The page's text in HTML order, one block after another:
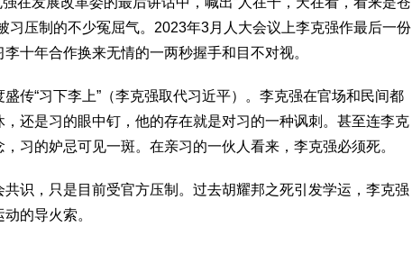
习压制的不少冤屈气。2023年3月人大会议上李克强作最后一份
十年合作换来无情的一两秒握手和目不对视。
传“习下李上”（李克强取代习近平）。李克强在官场和民间都
还是习的眼中钉，他的存在就是对习的一种讽刺。甚至连李克
习的妒忌可见一斑。在亲习的一伙人看来，李克强必须死。
识，只是目前受官方压制。过去胡耀邦之死引发学运，李克强
的导火索。